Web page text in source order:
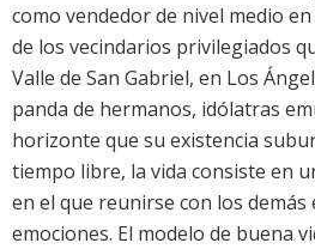
como vendedor de nivel medio
de los vecindarios privilegiados
Valle de San Gabriel, en Los
panda de hermanos, idólatras
horizonte que su existencia
tiempo libre, la vida consiste en
en el que reunirse con los demás
emociones. El modelo de buena